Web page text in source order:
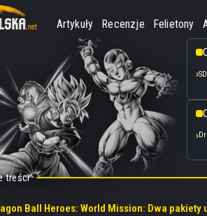
Artykuły Recenzje Felietony
treści
Ball Heroes: World Mission: Dwa